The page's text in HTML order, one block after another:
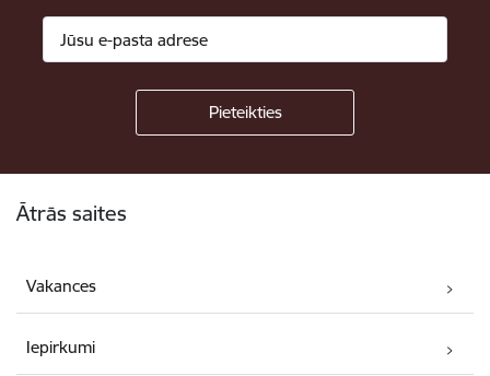
Ātrās saites
Vakances
Iepirkumi